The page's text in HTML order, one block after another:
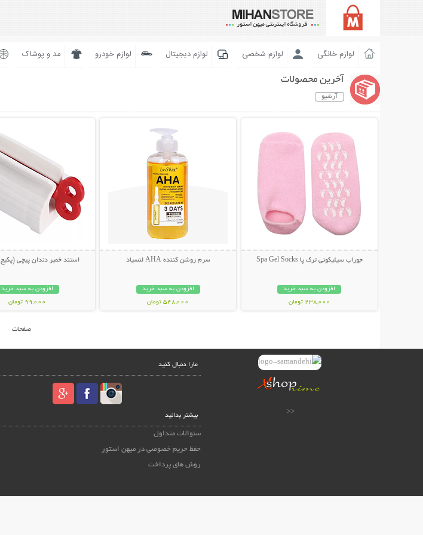
لوازم خانگی لوازم شخصی لوازم دیجیتال لوازم خودرو مد و پوشاک
آخرین محصولات
آرشیو
جوراب سیلیکونی ترک پا Spa Gel Socks
افزودن به سبد خرید
238,000 تومان
سرم روشن کننده AHA لنسیاد
افزودن به سبد خرید
548,000 تومان
استند خمیر دندان پیچی (پکیج 2 عددی)
افزودن به سبد خرید
99,000 تومان
صفحات
<<
مارا دنبال کنید
بیشتر بدانید
سئوالات متداول
حفظ حریم خصوصی در میهن استور
روش های پرداخت